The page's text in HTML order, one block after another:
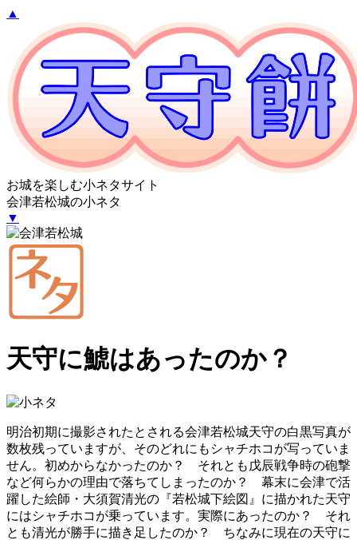
▲
お城を楽しむ小ネタサイト
会津若松城の小ネタ
▼
天守に鯱はあったのか？
明治初期に撮影されたとされる会津若松城天守の白黒写真が
数枚残っていますが、そのどれにもシャチホコが写っていま
せん。初めからなかったのか？ それとも戊辰戦争時の砲撃
など何らかの理由で落ちてしまったのか？ 幕末に会津で活
躍した絵師・大須賀清光の『若松城下絵図』に描かれた天守
にはシャチホコが乗っています。実際にあったのか？ それ
とも清光が勝手に描き足したのか？ ちなみに現在の天守に